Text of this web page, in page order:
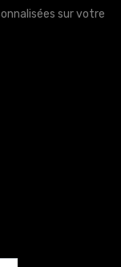
sur votre